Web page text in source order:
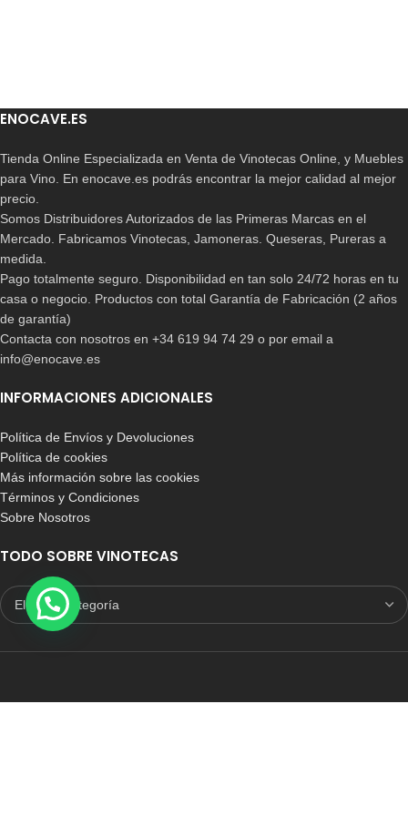
ENOCAVE.ES
Tienda Online Especializada en Venta de Vinotecas Online, y Muebles
para Vino. En enocave.es podrás encontrar la mejor calidad al mejor
precio.
Somos Distribuidores Autorizados de las Primeras Marcas en el
Mercado. Fabricamos Vinotecas, Jamoneras. Queseras, Pureras a
medida.
Pago totalmente seguro. Disponibilidad en tan solo 24/72 horas en tu
casa o negocio. Productos con total Garantía de Fabricación (2 años
de garantía)
Contacta con nosotros en +34 619 94 74 29 o por email a
info@enocave.es
INFORMACIONES ADICIONALES
Política de Envíos y Devoluciones
Política de cookies
Más información sobre las cookies
Términos y Condiciones
Sobre Nosotros
TODO SOBRE VINOTECAS
E-COMMERCE CON SELLO DE CONFIANZA